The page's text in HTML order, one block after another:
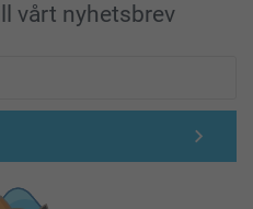
vårt nyhetsbrev